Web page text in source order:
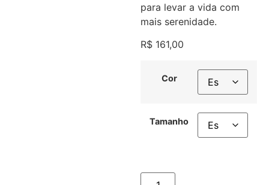
para levar a vida com
mais serenidade.
R$ 161,00
Cor
Tamanho